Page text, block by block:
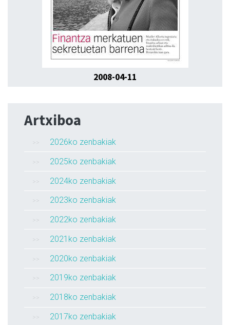
2008-04-11
Artxiboa
2026ko zenbakiak
2025ko zenbakiak
2024ko zenbakiak
2023ko zenbakiak
2022ko zenbakiak
2021ko zenbakiak
2020ko zenbakiak
2019ko zenbakiak
2018ko zenbakiak
2017ko zenbakiak